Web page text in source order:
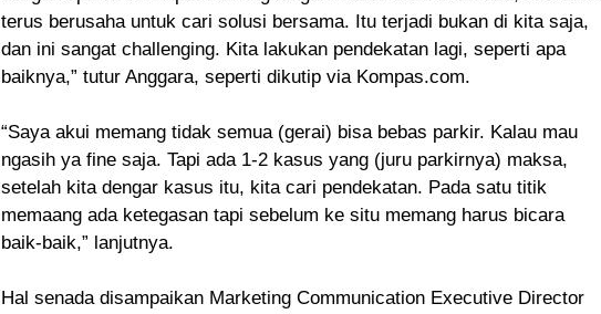
terus berusaha untuk cari solusi bersama. Itu terjadi bukan di kita saja,
dan ini sangat challenging. Kita lakukan pendekatan lagi, seperti apa
baiknya,” tutur Anggara, seperti dikutip via Kompas.com.
“Saya akui memang tidak semua (gerai) bisa bebas parkir. Kalau mau
ngasih ya fine saja. Tapi ada 1-2 kasus yang (juru parkirnya) maksa,
setelah kita dengar kasus itu, kita cari pendekatan. Pada satu titik
memaang ada ketegasan tapi sebelum ke situ memang harus bicara
baik-baik,” lanjutnya.
Hal senada disampaikan Marketing Communication Executive Director